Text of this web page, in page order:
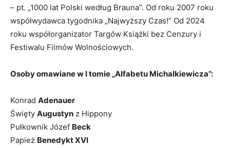
– pt. „1000 lat Polski według Brauna”. Od roku 2007 roku
współwydawca tygodnika „Najwyższy Czas!” Od 2024
roku współorganizator Targów Książki bez Cenzury i
Festiwalu Filmów Wolnościowych.
Osoby omawiane w I tomie „Alfabetu Michalkiewicza”:
Konrad Adenauer
Święty Augustyn z Hippony
Pułkownik Józef Beck
Papież Benedykt XVI